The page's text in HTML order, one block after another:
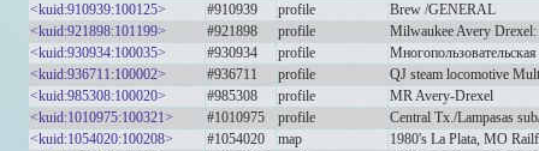
<kuid:910939:100125>
#910939 profile
Brew /GENERAL
<kuid:921898:101199>
#921898 profile
Milwaukee Avery
<kuid:930934:100035>
#930934 profile
Многопользовательская
<kuid:936711:100002>
#936711 profile
QJ steam locomotive
<kuid:985308:100020>
#985308 profile
MR Avery-Drexel
<kuid:1010975:100321>
#1010975 profile
Central Tx./Lampasas
<kuid:1054020:100208>
#1054020 map
1980's La Plata, MO